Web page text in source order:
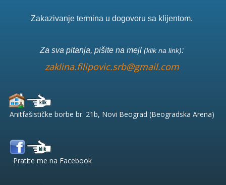
Zakazivanje termina u dogovoru sa klijentom.
Za sva pitanja, pišite na mejl (klik na link):
zaklina.filipovic.srb@gmail.com
Anitfašističke borbe br. 21b, Novi Beograd (Beogradska Arena)
Pratite me na Facebook